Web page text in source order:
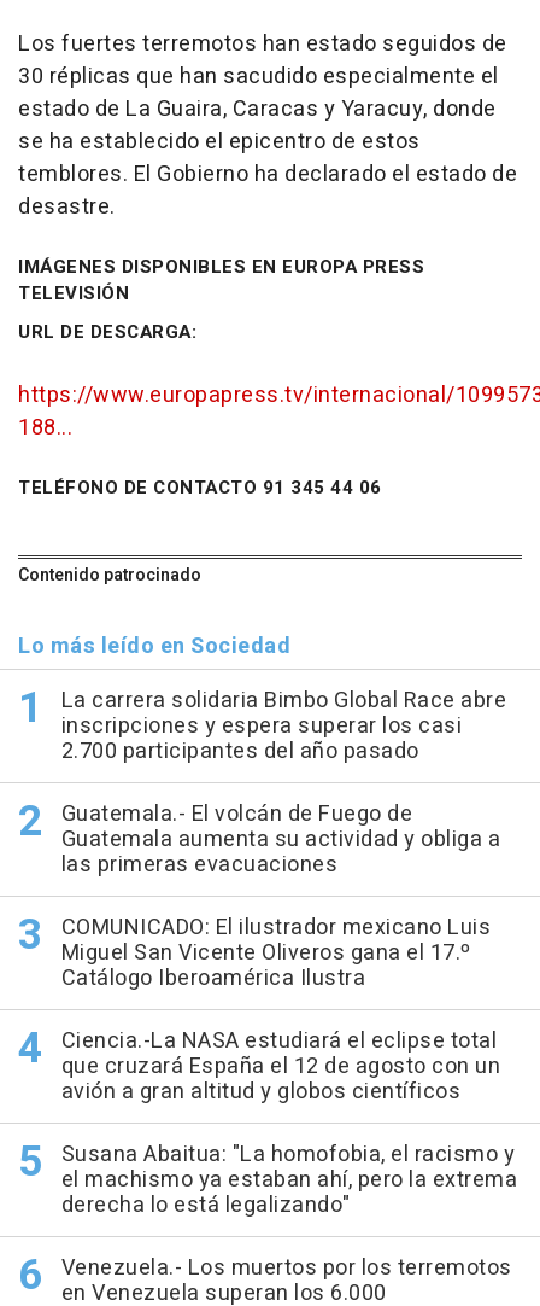
Los fuertes terremotos han estado seguidos de
30 réplicas que han sacudido especialmente el
estado de La Guaira, Caracas y Yaracuy, donde
se ha establecido el epicentro de estos
temblores. El Gobierno ha declarado el estado de
desastre.
IMÁGENES DISPONIBLES EN EUROPA PRESS
TELEVISIÓN
URL DE DESCARGA:
https://www.europapress.tv/internacional/
188...
TELÉFONO DE CONTACTO 91 345 44 06
Contenido patrocinado
Lo más leído en Sociedad
La carrera solidaria Bimbo Global Race abre
inscripciones y espera superar los casi
2.700 participantes del año pasado
Guatemala.- El volcán de Fuego de
Guatemala aumenta su actividad y obliga a
las primeras evacuaciones
COMUNICADO: El ilustrador mexicano Luis
Miguel San Vicente Oliveros gana el 17.º
Catálogo Iberoamérica Ilustra
Ciencia.-La NASA estudiará el eclipse total
que cruzará España el 12 de agosto con un
avión a gran altitud y globos científicos
Susana Abaitua: "La homofobia, el racismo y
el machismo ya estaban ahí, pero la extrema
derecha lo está legalizando"
Venezuela.- Los muertos por los terremotos
en Venezuela superan los 6.000